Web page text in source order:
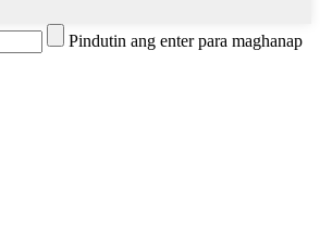
Pindutin ang enter para maghanap